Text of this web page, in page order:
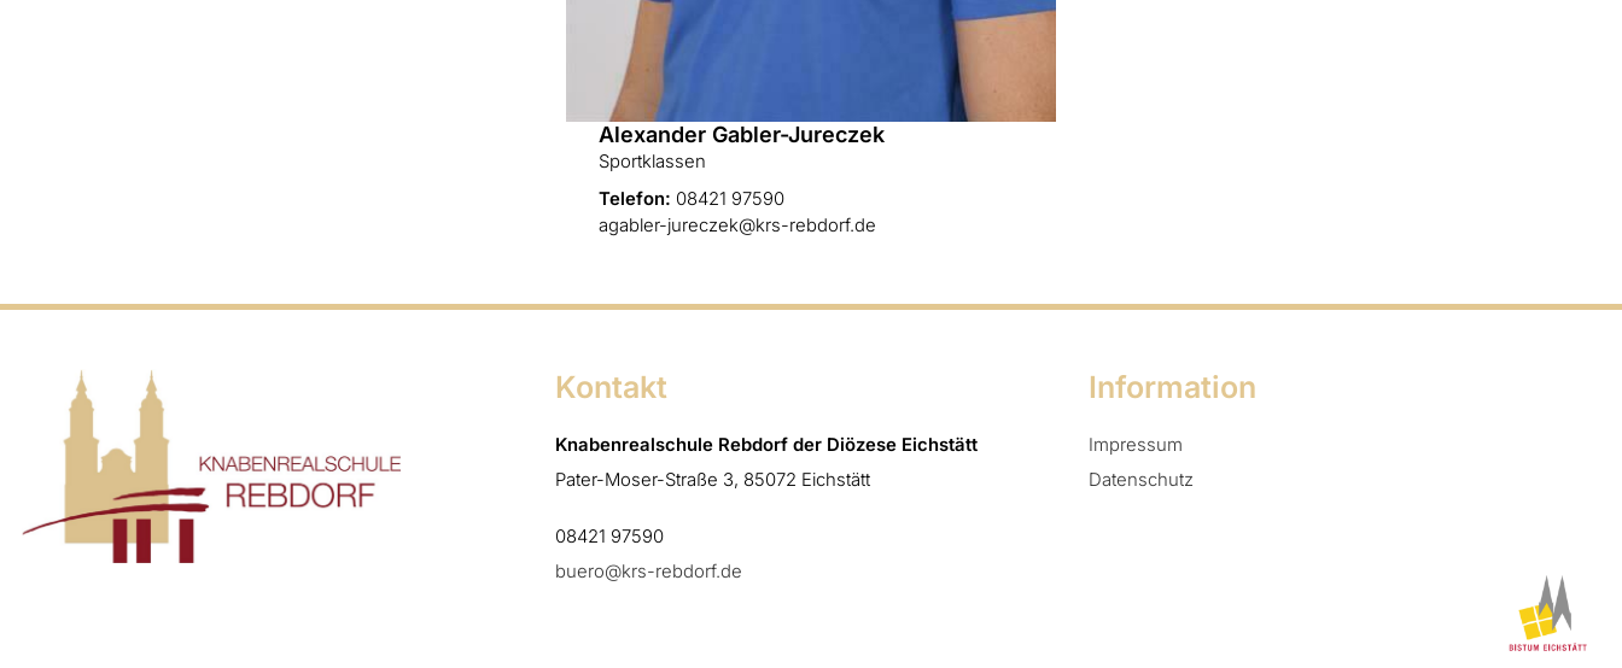
Alexander Gabler-Jureczek
Sportklassen
Telefon: 08421 97590
agabler-jureczek@krs-rebdorf.de
Kontakt
Knabenrealschule Rebdorf der Diözese Eichstätt
Pater-Moser-Straße 3, 85072 Eichstätt
08421 97590
buero@krs-rebdorf.de
Information
Impressum
Datenschutz